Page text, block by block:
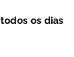
os dias